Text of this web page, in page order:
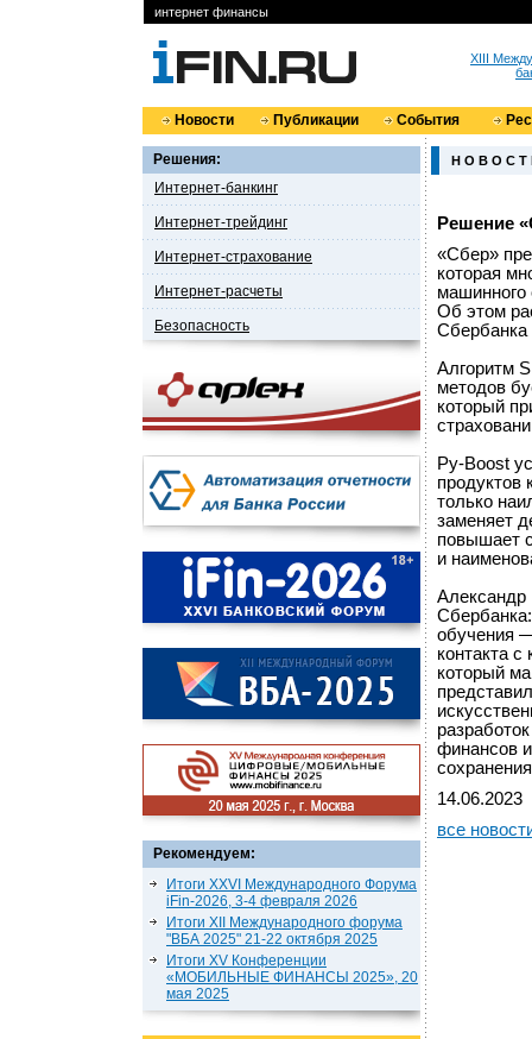
интернет финансы
XIII
Новости Публикации События
Решения:
Интернет-банкинг
Интернет-трейдинг
Интернет-страхование
Интернет-расчеты
Безопасность
Рекомендуем:
Итоги XXVI Международного Форума
iFin-2026, 3-4 февраля 2026
Итоги XII Международного форума
"ВБА 2025" 21-22 октября 2025
Итоги XV Конференции
«МОБИЛЬНЫЕ ФИНАНСЫ 2025», 20
мая 2025
Н О В О С Т
Решение
«Сбер»
которая
машинного
Об этом
Сбербанка
Алгоритм
методов
который
Py-Boost
продуктов
только
заменяет
повышает
и
Александр
обучения
контакта
который
финансов
14.06.2023
все